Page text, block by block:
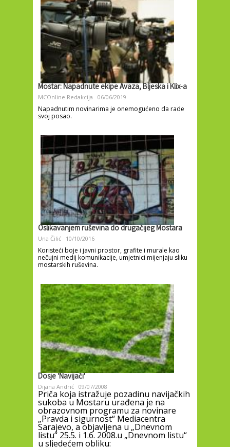
Mostar: Napadnute ekipe Avaza, Bljeska i Klix-a
MCOnline Redakcija 06/06/2019
Napadnutim novinarima je onemogućeno da rade
svoj posao.
Oslikavanjem ruševina do drugačijeg Mostara
Una Čilić 10/10/2016
Koristeći boje i javni prostor, grafite i murale kao
nečujni medij komunikacije, umjetnici mijenjaju sliku
mostarskih ruševina.
Dosje 'Navijači'
Dijana Andrić 09/07/2008
Priča koja istražuje pozadinu navijačkih
sukoba u Mostaru urađena je na
obrazovnom programu za novinare
„Pravda i sigurnost“ Mediacentra
Sarajevo, a objavljena u „Dnevnom
listu“ 25.5. i 1.6. 2008.u „Dnevnom listu“
u sljedećem obliku: